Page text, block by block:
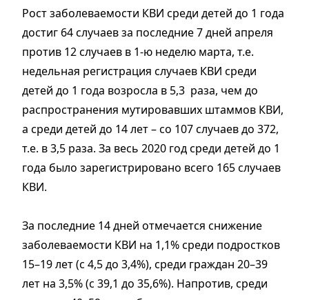
Рост заболеваемости КВИ среди детей до 1 года
достиг 64 случаев за последние 7 дней апреля
против 12 случаев в 1-ю неделю марта, т.е.
недельная регистрация случаев КВИ среди
детей до 1 года возросла в 5,3 раза, чем до
распространения мутировавших штаммов КВИ,
а среди детей до 14 лет – со 107 случаев до 372,
т.е. в 3,5 раза. За весь 2020 год среди детей до 1
года было зарегистрировано всего 165 случаев
КВИ.
За последние 14 дней отмечается снижение
заболеваемости КВИ на 1,1% среди подростков
15–19 лет (с 4,5 до 3,4%), среди граждан 20–39
лет на 3,5% (с 39,1 до 35,6%). Напротив, среди